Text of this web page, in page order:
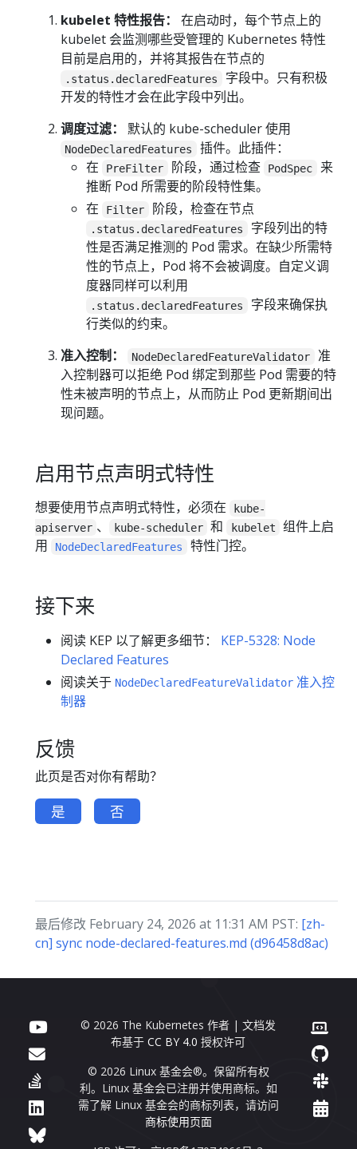
kubelet 特性报告：
在启动时，每个节点上的
kubelet 会监测哪些受管理的 Kubernetes 特性
目前是启用的，并将其报告在节点的
.status.declaredFeatures
字段中。只有积极
开发的特性才会在此字段中列出。
调度过滤：
默认的 kube-scheduler 使用
NodeDeclaredFeatures
插件。此插件：
在
PreFilter 阶段，通过检查 PodSpec
来
推断 Pod 所需要的阶段特性集。
在
Filter 阶段，检查在节点
.status.declaredFeatures
字段列出的特
性是否满足推测的 Pod 需求。在缺少所需特
性的节点上，Pod 将不会被调度。自定义调
度器同样可以利用
.status.declaredFeatures
字段来确保执
行类似的约束。
准入控制：
NodeDeclaredFeatureValidator
准
入控制器可以拒绝 Pod 绑定到那些 Pod 需要的特
性未被声明的节点上，从而防止 Pod 更新期间出
现问题。
启用节点声明式特性
想要使用节点声明式特性，必须在
kube-
apiserver 、 kube-scheduler 和 kubelet
组件上启
用
NodeDeclaredFeatures 特性门控。
接下来
阅读 KEP 以了解更多细节： KEP-5328: Node
Declared Features
阅读关于 NodeDeclaredFeatureValidator 准入控
制器
反馈
此页是否对你有帮助？
是 否
最后修改 February 24, 2026 at 11:31 AM PST: [zh-
cn] sync node-declared-features.md (d96458d8ac)
© 2026 The Kubernetes 作者 | 文档发
布基于CC BY 4.0 授权许可
© 2026 Linux 基金会®。保留所有权
利。Linux 基金会已注册并使用商标。如
需了解 Linux 基金会的商标列表，请访问
商标使用页面